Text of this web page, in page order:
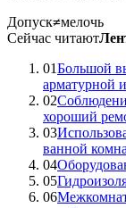
Допуск≠мелочь
Сейчас читают
01Большой
арматурной
02
хороший
03
ванной
04
05
06